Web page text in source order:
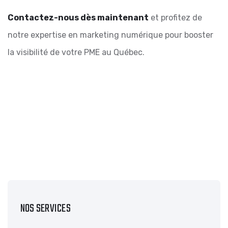
Contactez-nous dès maintenant et profitez de
notre expertise en marketing numérique pour booster
la visibilité de votre PME au Québec.
NOS SERVICES